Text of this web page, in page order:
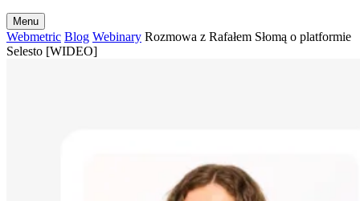
Menu
Webmetric Blog Webinary Rozmowa z Rafałem Słomą o platformie
Selesto [WIDEO]